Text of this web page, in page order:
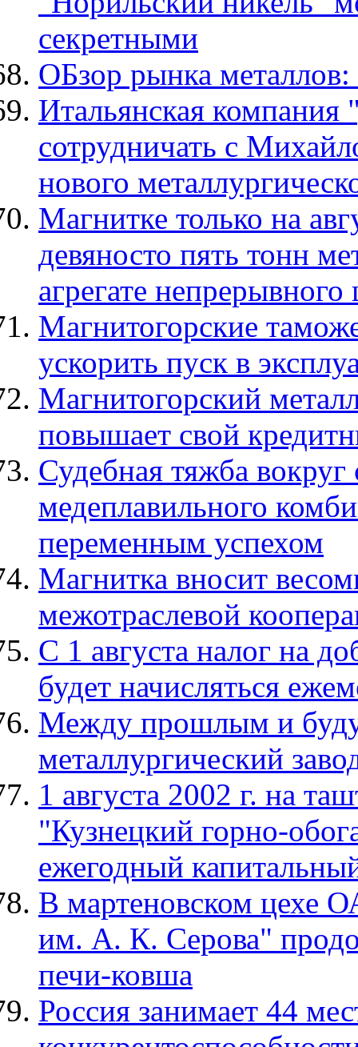
секретными
ОБзор рынка
Итальянская компания
сотрудничать с
нового
Магнитке только на
девяносто пять тонн
агрегате
Магнитогорские
ускорить пуск в
Магнитогорский
повышает свой
Судебная тяжба
медеплавильного
переменным успехом
Магнитка вносит
межотраслевой
С 1 августа налог на
будет начисляться
Между прошлым и
металлургический
1 августа 2002 г. на
"Кузнецкий горно-
ежегодный
В мартеновском цехе
им. А. К. Серова"
печи-ковша
Россия занимает 44